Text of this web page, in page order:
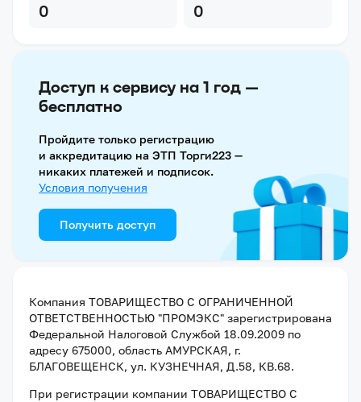
0 0
Доступ к сервису на 1 год —
бесплатно
Пройдите только регистрацию
и аккредитацию на ЭТП Торги223 —
никаких платежей и подписок.
Условия получения
Получить доступ
Компания ТОВАРИЩЕСТВО С ОГРАНИЧЕННОЙ
ОТВЕТСТВЕННОСТЬЮ "ПРОМЭКС" зарегистрирована
Федеральной Налоговой Службой 18.09.2009 по
адресу 675000, область АМУРСКАЯ, г.
БЛАГОВЕЩЕНСК, ул. КУЗНЕЧНАЯ, Д.58, КВ.68.
При регистрации компании ТОВАРИЩЕСТВО С